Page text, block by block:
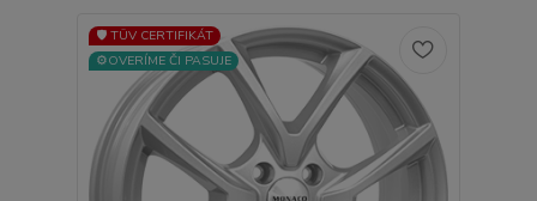
🛡️ TÜV CERTIFIKÁT
⚙️OVERÍME ČI PASUJE